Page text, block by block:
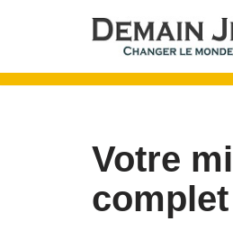
au
Votre